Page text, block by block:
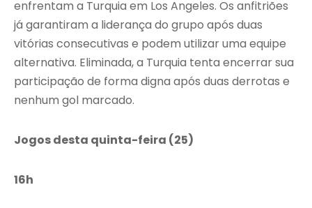
enfrentam a Turquia em Los Angeles. Os anfitriões
já garantiram a liderança do grupo após duas
vitórias consecutivas e podem utilizar uma equipe
alternativa. Eliminada, a Turquia tenta encerrar sua
participação de forma digna após duas derrotas e
nenhum gol marcado.
Jogos desta quinta-feira (25)
16h